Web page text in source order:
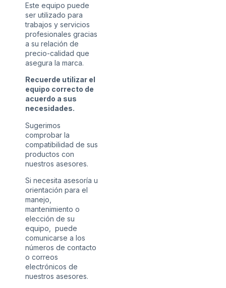
Este equipo puede
ser utilizado para
trabajos y servicios
profesionales gracias
a su relación de
precio-calidad que
asegura la marca.
Recuerde utilizar el
equipo correcto de
acuerdo a sus
necesidades.
Sugerimos
comprobar la
compatibilidad de sus
productos con
nuestros asesores.
Si necesita asesoría u
orientación para el
manejo,
mantenimiento o
elección de su
equipo, puede
comunicarse a los
números de contacto
o correos
electrónicos de
nuestros asesores.